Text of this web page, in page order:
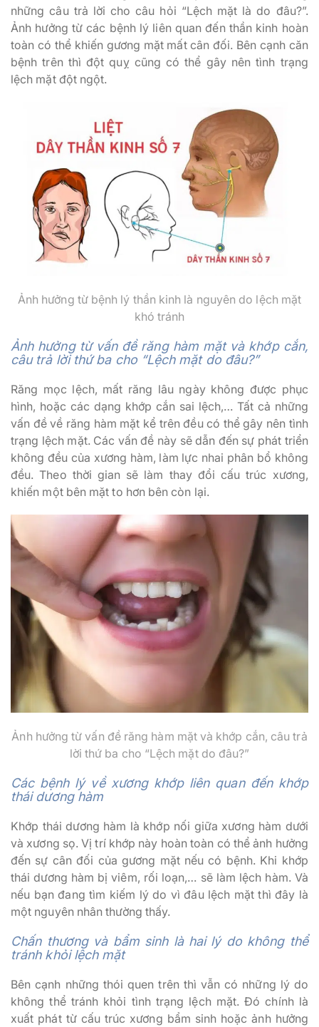
những câu trả lời cho câu hỏi “Lệch mặt là do đâu?”.
Ảnh hưởng từ các bệnh lý liên quan đến thần kinh hoàn
toàn có thể khiến gương mặt mất cân đối. Bên cạnh căn
bệnh trên thì đột quỵ cũng có thể gây nên tình trạng
lệch mặt đột ngột.
Ảnh hưởng từ bệnh lý thần kinh là nguyên do lệch mặt
khó tránh
Ảnh hưởng từ vấn đề răng hàm mặt và khớp cắn,
câu trả lời thứ ba cho “Lệch mặt do đâu?”
Răng mọc lệch, mất răng lâu ngày không được phục
hình, hoặc các dạng khớp cắn sai lệch,… Tất cả những
vấn đề về răng hàm mặt kể trên đều có thể gây nên tình
trạng lệch mặt. Các vấn đề này sẽ dẫn đến sự phát triển
không đều của xương hàm, làm lực nhai phân bổ không
đều. Theo thời gian sẽ làm thay đổi cấu trúc xương,
khiến một bên mặt to hơn bên còn lại.
Ảnh hưởng từ vấn đề răng hàm mặt và khớp cắn, câu trả
lời thứ ba cho “Lệch mặt do đâu?”
Các bệnh lý về xương khớp liên quan đến khớp
thái dương hàm
Khớp thái dương hàm là khớp nối giữa xương hàm dưới
và xương sọ. Vị trí khớp này hoàn toàn có thể ảnh hưởng
đến sự cân đối của gương mặt nếu có bệnh. Khi khớp
thái dương hàm bị viêm, rối loạn,… sẽ làm lệch hàm. Và
nếu bạn đang tìm kiếm lý do vì đâu lệch mặt thì đây là
một nguyên nhân thường thấy.
Chấn thương và bẩm sinh là hai lý do không thể
tránh khỏi lệch mặt
Bên cạnh những thói quen trên thì vẫn có những lý do
không thể tránh khỏi tình trạng lệch mặt. Đó chính là
xuất phát từ cấu trúc xương bẩm sinh hoặc ảnh hưởng